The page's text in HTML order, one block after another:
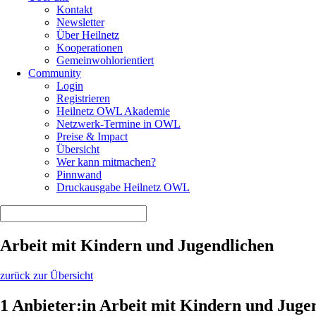
Kontakt
Newsletter
Über Heilnetz
Kooperationen
Gemeinwohlorientiert
Community
Login
Registrieren
Heilnetz OWL Akademie
Netzwerk-Termine in OWL
Preise & Impact
Übersicht
Wer kann mitmachen?
Pinnwand
Druckausgabe Heilnetz OWL
Arbeit mit Kindern und Jugendlichen
zurück zur Übersicht
1 Anbieter:in Arbeit mit Kindern und